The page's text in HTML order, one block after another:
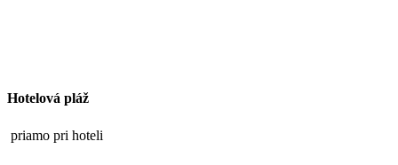
Hotelová pláž
priamo pri hoteli